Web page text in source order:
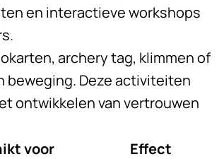
en interactieve workshops
archery tag, klimmen of
beweging. Deze activiteiten
ontwikkelen van vertrouwen
voor
Effect